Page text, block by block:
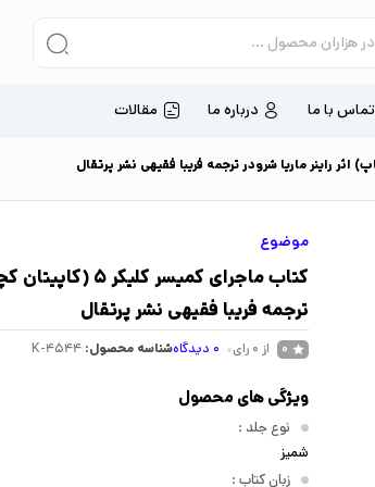
تماس با ما درباره ما مقالات
موضوع
کتاب ماجرای کمیسر
ترجمه فریبا فقیهی نشر پرتقال
0 از 0 رای 0 دیدگاهشناسه محصول:K-4544
ویژگی های محصول
نوع جلد :
شمیز
زبان کتاب :